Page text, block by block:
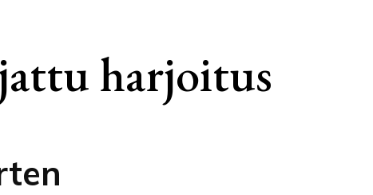
harjoitus